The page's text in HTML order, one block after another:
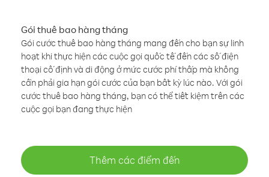
Gói thuê bao hàng tháng
Gói cước thuê bao hàng tháng mang đến cho bạn sự linh
hoạt khi thực hiện các cuộc gọi quốc tế đến các số điện
thoại cố định và di động ở mức cước phí thấp mà không
cần phải gia hạn gói cước của bạn bất kỳ lúc nào. Với gói
cước thuê bao hàng tháng, bạn có thể tiết kiệm trên các
cuộc gọi bạn đang thực hiện
Thêm các điểm đến